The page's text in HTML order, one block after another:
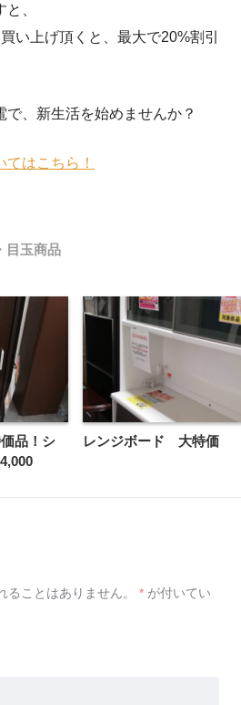
、
い上げ頂くと、最大で20%割引
、新生活を始めませんか？
はこちら！
目玉商品
品！シ
レンジボード 大特価
ることはありません。 * が付いてい